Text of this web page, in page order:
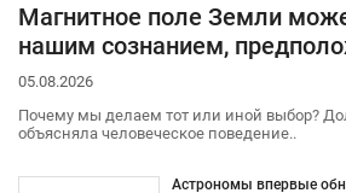
Магнитное поле Земли
нашим сознанием,
05.08.2026
Почему мы делаем тот или иной выбор?
объясняла человеческое поведение..
Астрономы впервые